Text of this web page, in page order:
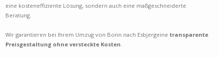
eine kosteneffiziente Lösung, sondern auch eine maßgeschneiderte
Beratung.
Wir garantieren bei Ihrem Umzug von Bonn nach Esbjergeinetransparente
Preisgestaltung ohne versteckte Kosten